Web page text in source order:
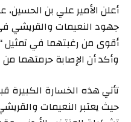
أعلن الأمير علي بن
جهود النعيمات والقريشي
أقوى من رغبتهما في
وأكد أن الإصابة حرمتهما
تأتي هذه الخسارة الكبيرة
حيث يعتبر النعيمات